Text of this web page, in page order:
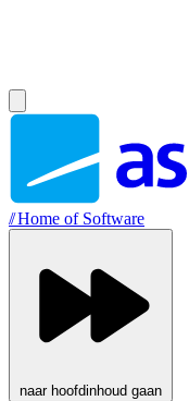
//Home of Software
naar hoofdinhoud gaan